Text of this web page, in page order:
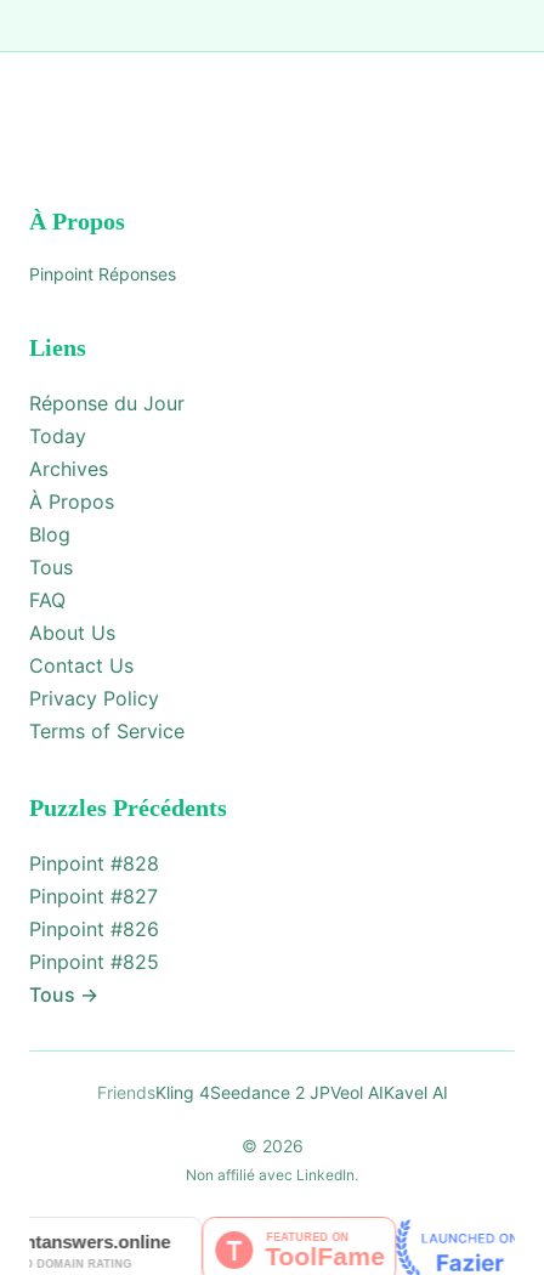
À Propos
Pinpoint Réponses
Liens
Réponse du Jour
Today
Archives
À Propos
Blog
Tous
FAQ
About Us
Contact Us
Privacy Policy
Terms of Service
Puzzles Précédents
Pinpoint #828
Pinpoint #827
Pinpoint #826
Pinpoint #825
Tous →
FriendsKling 4Seedance 2 JPVeol AIKavel AI
© 2026
Non affilié avec LinkedIn.